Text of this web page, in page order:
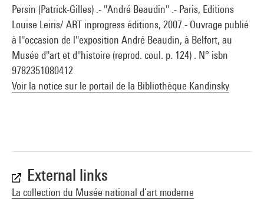
Persin (Patrick-Gilles) .- "André Beaudin" .- Paris, Editions
Louise Leiris/ ART inprogress éditions, 2007.- Ouvrage publié
à l''occasion de l''exposition André Beaudin, à Belfort, au
Musée d''art et d''histoire (reprod. coul. p. 124) . N° isbn
9782351080412
Voir la notice sur le portail de la Bibliothèque Kandinsky
External links
La collection du Musée national d’art moderne